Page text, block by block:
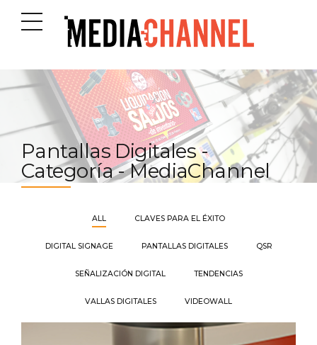
Pantallas Digitales -
Categoría - MediaChannel
ALL CLAVES PARA EL ÉXITO
DIGITAL SIGNAGE PANTALLAS DIGITALES QSR
SEÑALIZACIÓN DIGITAL TENDENCIAS
VALLAS DIGITALES VIDEOWALL